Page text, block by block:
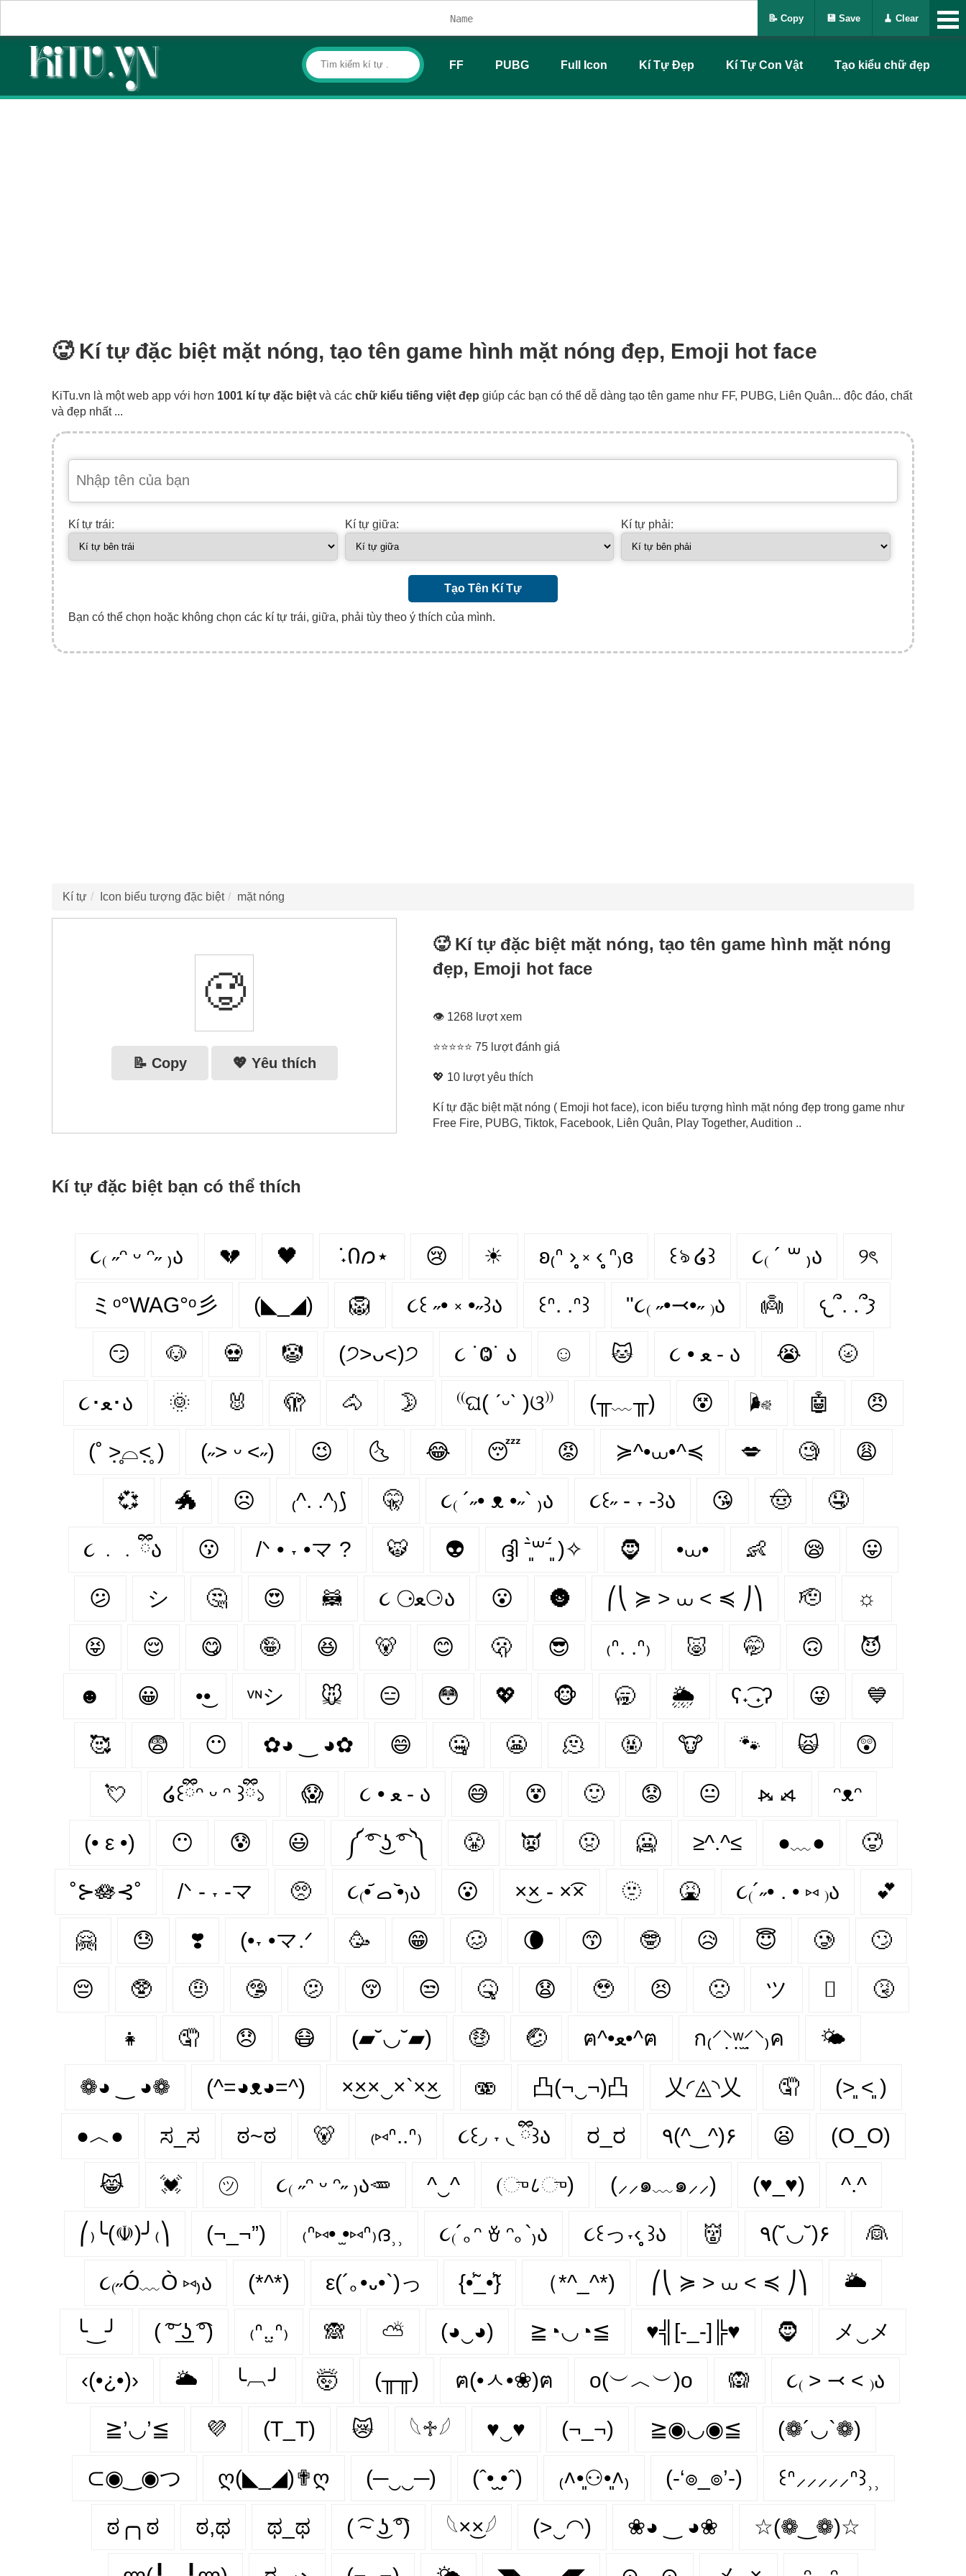
FF PUBG Full Icon Kí Tự Đẹp Kí Tự Con Vật Tạo kiểu chữ đẹp
🥵 Kí tự đặc biệt mặt nóng, tạo tên game hình mặt nóng đẹp, Emoji hot face
KiTu.vn là một web app với hơn 1001 kí tự đặc biệt và các chữ kiểu tiếng việt đẹp giúp các bạn có thể dễ dàng tạo tên game như FF, PUBG, Liên Quân... độc đáo, chất
và đẹp nhất ...
Kí tự trái: Kí tự giữa: Kí tự phải:
Tạo Tên Kí Tự
Bạn có thể chọn hoặc không chọn các kí tự trái, giữa, phải tùy theo ý thích của mình.
Kí tự Icon biểu tượng đặc biệt mặt nóng
🥵
📝 Copy 💖 Yêu thích
🥵 Kí tự đặc biệt mặt nóng, tạo tên game hình mặt nóng
đẹp, Emoji hot face
👁 1268 lượt xem
⭐⭐⭐⭐⭐ 75 lượt đánh giá
💖 10 lượt yêu thích
Kí tự đặc biệt mặt nóng ( Emoji hot face), icon biểu tượng hình mặt nóng đẹp trong game như
Free Fire, PUBG, Tiktok, Facebook, Liên Quân, Play Together, Audition ..
Kí tự đặc biệt bạn có thể thích
૮₍ ˶ᵔ ᵕ ᵔ˶ ₎ა 💔 🖤 ݁ ˖Ი𐑼⋆ 😢 ☀ ʚ₍ᐢ ›̥̥̥ ༝ ‹̥̥̥ ᐢ₎ɞ ꒰ঌ ໒꒱ ૮₍ ´ ꒳ ₎ა ୨ৎ
ミᵒ°WAG°ᵒ彡 (◣_◢) 🦁 ૮꒰ ˶• ༝ •˶꒱ა ꒰ᐢ. .ᐢ꒱ "૮₍ ˶•⤙•˶ ₎ა 👼 𐔌՞. .՞𐦯
😏 🐶 💀 🤡 (੭˃ᴗ˂)੭ ૮ ˙Ⱉ˙ ა ☺ 🐱 ૮ • ﻌ - ა 😭 🌝
૮･ﻌ･ა 🌞 🐰 🫣 🐴 🌛 ⁽⁽ଘ( ˊᵕˋ )ଓ⁾⁾ (╥﹏╥) 😵‍ 🌬 🤖 😠
(˚ ˃̣̣̥⌓˂̣̣̥ ) (˶˃ ᵕ ˂˶) 😉 🌜 😂 😴 😡 ≽^•⩊•^≼ 💋 🧐 😩
💞 🐲 ☹ ₍^. .^₎⟆ 🤫 ૮₍ ´˶• ᴥ •˶` ₎ა ૮꒰˶ - ˕ -꒱ა 😘 🤠 🤤
૮ ․ ․ ྀིა 😗 /ᐠ • ˕ •マ ? 🐯 👽 ദ്ദി ˉ͈̀꒳ˉ͈́ )✧ 🧔 •⩊• 👶 😪 😛
😕 シ 🤔 😍 🦝 ૮ ⚆ﻌ⚆ა 😮 🌚 ⎛⎝ ≽ > ⩊ < ≼ ⎠⎞ 🫡 ☼
😝 😌 😋 🤪 😆 🐻‍ 😊 🫢 😎 ₍ᐢ. .ᐢ₎ 🐷 🤭 🙃 😈
☻ 😀 •͜• ᵛᶰシ 🐭 😑 😳 💖 🐵 🥱 🌦 ʕ˖͜͡ ˖ʔ 😜 💙
🥰 😨 😶‍ ✿◕ ‿ ◕✿ 😄 🤐 😬 🫠 🤬 🐮 🐾 🙀 😲
💘 ໒꒰ྀིᵔ ᵕ ᵔ ꒱ྀི১ 😱 ૮ • ﻌ - ა⁩ 😅 😵 🙂 😟 😐 ⦮ ⦯ ᵔᴥᵔ
(• ε •) 😶 😰 😃 ༼ ͡° ͜ʖ ͡° ༽ 😤 👿 🤢 🥶 ≥^.^≤ ●﹏● 🥵
˚⊱🪷⊰˚ /ᐠ - ˕ -マ 🥺 ૮₍•᷄ ࡇ •᷅₎ა 😮‍ ×͜× - ×͡× 🫥 🤮 ૮₍´˶• . • ⑅ ₎ა 💕
🤗 😓 ❣️ (•˕ •マ.ᐟ 🥳 😁 🥴 🌘 😙 🤓 😥 😇 🥲 🙄
😔 🥸 🤨 🤥 🫤 😚 😒 🤒 😧 🥹 😣 🙁 ツ 🫩 🤧
👧 🤦‍ 😞 😷 (▰˘◡˘▰) 🤑 🤕 ฅ^•ﻌ•^ฅ ก₍⸍⸌̣ʷ̣̫⸍̣⸌₎ค 🌤
❁◕ ‿ ◕❁ (^=◕ᴥ◕=^) ×͜××‿×`×͜× 🫨 凸(¬‿¬)凸 乂◜◬◝乂 🤦 (˃͈ ˂͈ )
●︿● ಸ_ಸ ಠ~ಠ 🐻 ₍⑅ᐢ..ᐢ₎ ૮꒰◞ ˕ ◟ ྀི꒱ა ರ_ರ ٩(^‿^)۶ 😦 (O_O)
😹 💓 ㋡ ૮₍ ˶ᵔ ᵕ ᵔ˶ ₎ა🥕 ^‿^ (ு८ு) (⸝⸝๑﹏๑⸝⸝) (♥_♥) ^.^
⎛₎╰(☫)╯₍⎞ (¬_¬”) ₍ᐢ⑅• ̫•⑅ᐢ₎ദ⸒⸒ ૮₍´｡ᵔ ꈊ ᵔ｡`₎ა ૮꒰っ˕‹̥̥̥ ꒱ა 👹 ٩(˘◡˘)۶ 👰
૮₍˶Ó﹏Ò ⑅₎ა (*^*) ε(´｡•᎑•`)っ {•̃̾_•̃̾} （*^_^*) ⎛⎝ ≽ > ⩊ < ≼ ⎠⎞ 🌥
╰‿╯ ( ͠° ͟ʖ ͡°) ₍ᐢ.̫.ᐢ₎ 🙈 ⛅ (◕‿◕) ≧◔◡◔≦ ♥╣[-_-]╠♥ 🧔‍ メ‿メ
‹(•¿•)› 🌥️ ╰︹╯ 🤯 (╥╥) ฅ(•ㅅ•❀)ฅ o(︶︿︶)o 🙉 ૮₍ ˃ ⤙ ˂ ₎ა
≧’◡’≦ 💜 (T_T) 😿 𓆩♱𓆪 ♥‿♥ (¬_¬) ≧◉◡◉≦ (❁´◡`❁)
⊂◉‿◉つ ღ(◣_◢)✟ღ (─‿‿─) (ˆ•̮ ̮•ˆ) ₍˄•͈⚇•͈˄₎ (-‘๏_๏’-) ꒰ᐢ⸝⸝⸝⸝⸝ᐢ꒱⸒⸒
ಠ╭╮ಠ ಠ,ಥ ಥ_ಥ ( ͡~ ͜ʖ ͡°) 𓆩×͜×𓆪 (>‿◠) ❀◕ ‿ ◕❀ ☆(❁‿❁)☆
📝 Copy 💾 Save 🧹 Clear